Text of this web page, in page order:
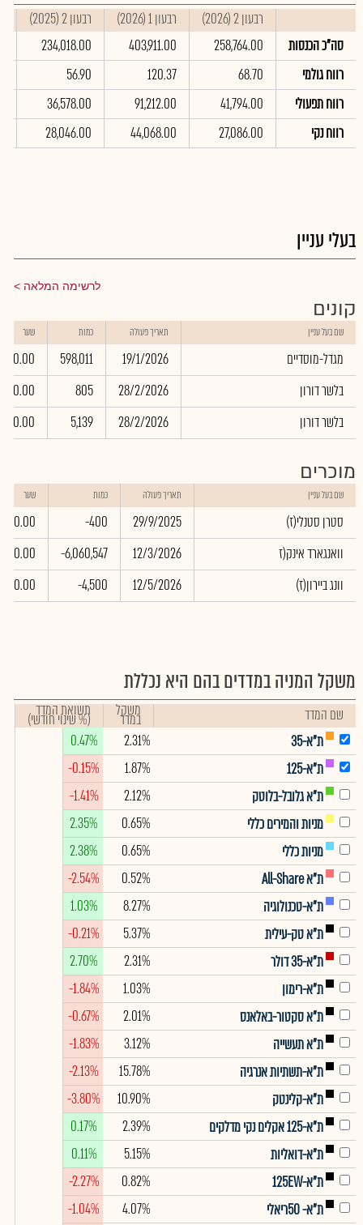
רבעון 2 (2026) רבעון 1 (2026) רבעון 2 (2025)
סה"כ הכנסות
258,764.00
403,911.00
234,018.00
רווח גולמי
68.70
120.37
56.90
רווח תפעולי
41,794.00
91,212.00
36,578.00
רווח נקי
27,086.00
44,068.00
28,046.00
בעלי עניין
לרשימה המלאה
קונים
שם בעל עניין תאריך פעולה כמות שער
מגדל-מוסדיים 19/1/2026
598,011
0.00
בלשר דורון
28/2/2026
805
0.00
בלשר דורון
28/2/2026
5,139
0.00
מוכרים
שם בעל עניין תאריך פעולה כמות שער
(סטרן סטנלי(ז 29/9/2025
-400
0.00
וואנגארד אינק(ז
12/3/2026
-6,060,547
0.00
(וונג ביירון(ז
12/5/2026
-4,500
0.00
משקל המניה במדדים בהם היא נכללת
שם המדד משקל
במדד תשואת המדד
(% שינוי חודשי)
ת"א-35
2.31%
0.47%
ת"א-125
1.87%
-0.15%
ת"א גלובל-בלוטק
2.12%
-1.41%
מניות והמירים כללי
0.65%
2.35%
מניות כללי
0.65%
2.38%
ת"א All-Share
0.52%
-2.54%
ת"א-טכנולוגיה
8.27%
1.03%
ת"א טק-עילית
5.37%
-0.21%
ת"א-35 דולר
2.31%
2.70%
ת"א-רימון
1.03%
-1.84%
ת"א סקטור-באלאנס
2.01%
-0.67%
ת"א תעשייה
3.12%
-1.83%
ת"א-תשתיות אנרגיה
15.78%
-2.13%
ת"א-קלינטק
10.90%
-3.80%
ת"א-125 אקלים נקי מדלקים
2.39%
0.17%
ת"א-דואליות
5.15%
0.11%
ת"א-125EW
0.82%
-2.27%
ת"א- 50ריאלי
4.07%
-1.04%